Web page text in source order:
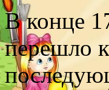
В конце
перешло